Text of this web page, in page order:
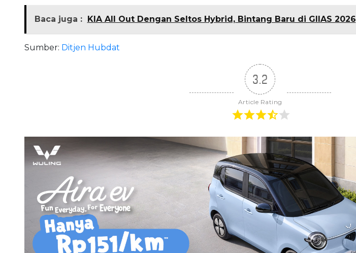
Baca juga : KIA All Out Dengan Seltos Hybrid, Bintang Baru di GIIAS 2026
Sumber: Ditjen Hubdat
3.2
Article Rating